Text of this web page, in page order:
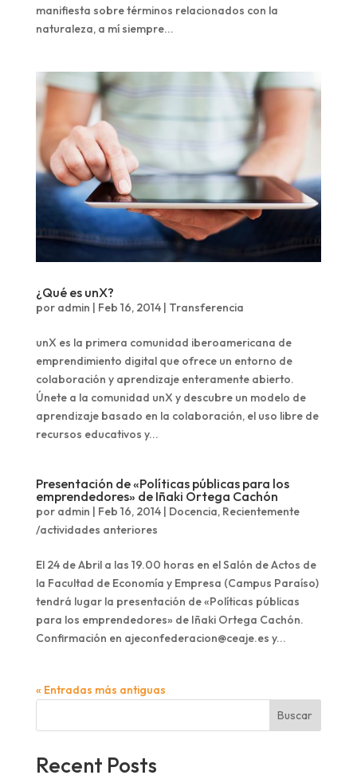
manifiesta sobre términos relacionados con la
naturaleza, a mí siempre...
¿Qué es unX?
por admin | Feb 16, 2014| Transferencia
unX es la primera comunidad iberoamericana de
emprendimiento digital que ofrece un entorno de
colaboración y aprendizaje enteramente abierto.
Únete a la comunidad unX y descubre un modelo de
aprendizaje basado en la colaboración, el uso libre de
recursos educativos y...
Presentación de «Políticas públicas para los
emprendedores» de Iñaki Ortega Cachón
por admin | Feb 16, 2014| Docencia, Recientemente
/actividades anteriores
El 24 de Abril a las 19.00 horas en el Salón de Actos de
la Facultad de Economía y Empresa (Campus Paraíso)
tendrá lugar la presentación de «Políticas públicas
para los emprendedores» de Iñaki Ortega Cachón.
Confirmación en ajeconfederacion@ceaje.es y...
« Entradas más antiguas
Buscar
Recent Posts